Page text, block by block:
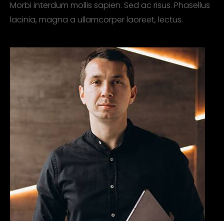
Morbi interdum mollis sapien. Sed ac risus. Phasellus
lacinia, magna a ullamcorper laoreet, lectus.